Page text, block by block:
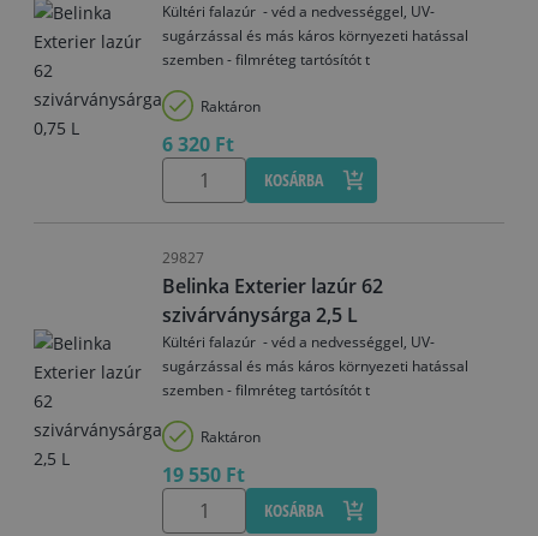
Kültéri falazúr - véd a nedvességgel, UV-
sugárzással és más káros környezeti hatással
szemben - filmréteg tartósítót t
Raktáron
6 320 Ft
KOSÁRBA
29827
Belinka Exterier lazúr 62
szivárványsárga 2,5 L
Kültéri falazúr - véd a nedvességgel, UV-
sugárzással és más káros környezeti hatással
szemben - filmréteg tartósítót t
Raktáron
19 550 Ft
KOSÁRBA